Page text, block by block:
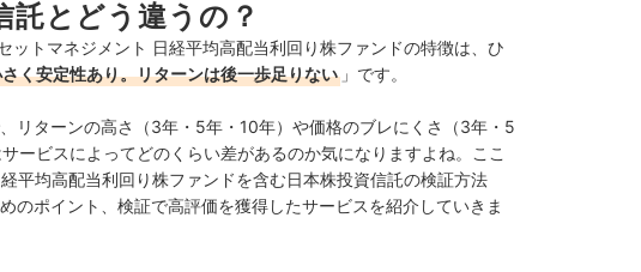
託とどう違うの？
ットマネジメント 日経平均高配当利回り株ファンドの特徴は、ひ
く安定性あり。リターンは後一歩足りない 」です。
リターンの高さ（3年・5年・10年）や価格のブレにくさ（3年・5
ービスによってどのくらい差があるのか気になりますよね。ここ
平均高配当利回り株ファンドを含む日本株投資信託の検証方法
のポイント、検証で高評価を獲得したサービスを紹介していきま